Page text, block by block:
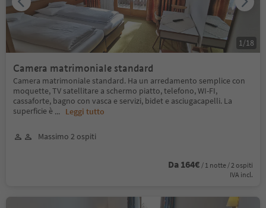
Camera matrimoniale standard
Camera matrimoniale standard. Ha un arredamento semplice con
moquette, TV satellitare a schermo piatto, telefono, WI-FI,
cassaforte, bagno con vasca e servizi, bidet e asciugacapelli. La
superficie è ... Leggi tutto
Massimo 2 ospiti
Da 164€ / 1 notte / 2 ospiti
IVA incl.
1/18